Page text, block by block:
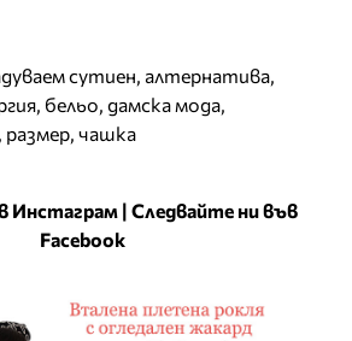
сутиен, алтернатива,
, бельо, дамска мода,
, размер, чашка
Инстаграм | Следвайте ни във
Facebook